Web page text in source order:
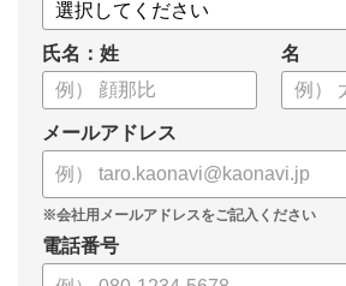
氏名：姓 名
メールアドレス
電話番号